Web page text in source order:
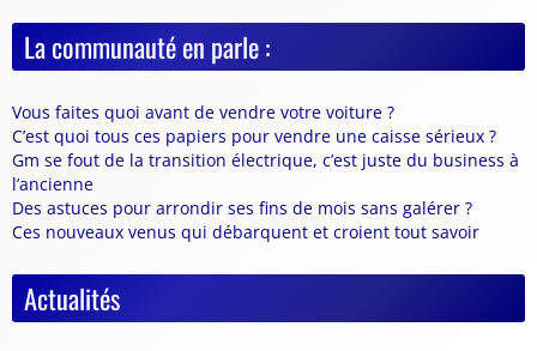
La communauté en parle :
Vous faites quoi avant de vendre votre voiture ?
C’est quoi tous ces papiers pour vendre une caisse sérieux ?
Gm se fout de la transition électrique, c’est juste du business à
l’ancienne
Des astuces pour arrondir ses fins de mois sans galérer ?
Ces nouveaux venus qui débarquent et croient tout savoir
Actualités